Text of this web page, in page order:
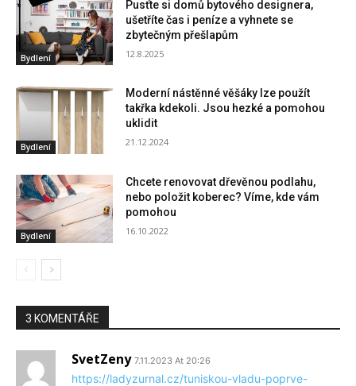
Bydlení
Pusťte si domů bytového designera,
ušetříte čas i peníze a vyhnete se
zbytečným přešlapům
12.8.2025
Bydlení
Moderní nástěnné věšáky lze použít
takřka kdekoli. Jsou hezké a pomohou
uklidit
21.12.2024
Bydlení
Chcete renovovat dřevěnou podlahu,
nebo položit koberec? Víme, kde vám
pomohou
16.10.2022
3 KOMENTÁŘE
SvetZeny 7.11.2023 At 20:26
https://ladyzurnal.cz/tuniskou-vladu-poprve-